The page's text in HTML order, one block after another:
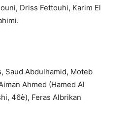
Driss Fettouhi, Karim El
Saud Abdulhamid, Moteb
Ahmed (Hamed Al
46è), Feras Albrikan